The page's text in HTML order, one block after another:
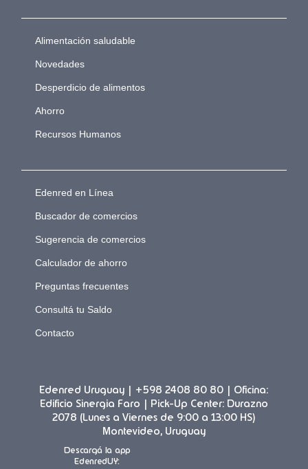
Alimentación saludable
Novedades
Desperdicio de alimentos
Ahorro
Recursos Humanos
Edenred en Línea
Buscador de comercios
Sugerencia de comercios
Calculador de ahorro
Preguntas frecuentes
Consultá tu Saldo
Contacto
Edenred Uruguay | +598 2408 80 80 | Oficina:
Edificio Sinergia Faro | Pick-Up Center: Durazno
2078 (Lunes a Viernes de 9:00 a 13:00 HS)
Montevideo, Uruguay
Descargá la app
EdenredUY: